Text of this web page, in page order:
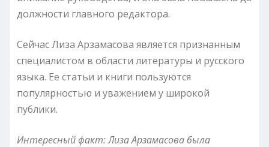
должности главного редактора.
Сейчас Лиза Арзамасова является признанным
специалистом в области литературы и русского
языка. Ее статьи и книги пользуются
популярностью и уважением у широкой
публики.
Интересный факт: Лиза Арзамасова была